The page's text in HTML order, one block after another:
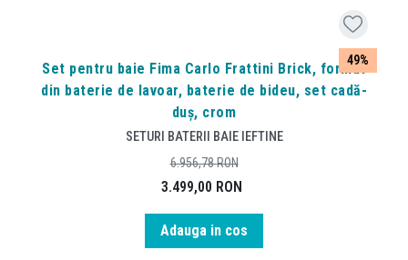
49%
Set pentru baie Fima Carlo Frattini Brick, format
din baterie de lavoar, baterie de bideu, set cadă-
duș, crom
SETURI BATERII BAIE IEFTINE
3.499,00 RON
6.956,78RON
Adauga in cos